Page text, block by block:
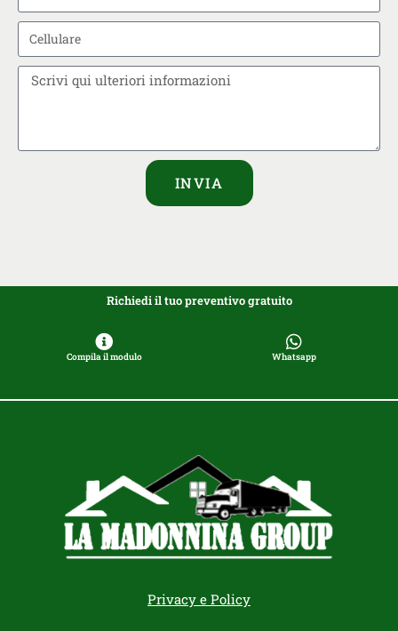
INVIA
Richiedi il tuo preventivo gratuito
Compila il modulo Whatsapp
Privacy e Policy